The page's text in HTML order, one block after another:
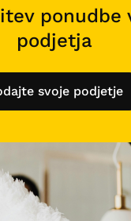
ponudbe
podjetja
svoje podjetje